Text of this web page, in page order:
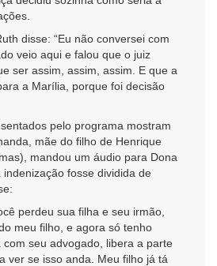
disse: “Eu não conversei com
veio aqui e falou que o juiz
ser assim, assim, assim. E que a
a Marília, porque foi decisão
pelo programa mostram
mãe do filho de Henrique
mandou um áudio para Dona
fosse dividida de
perdeu sua filha e seu irmão,
meu filho, e agora só tenho
seu advogado, libera a parte
ver se isso anda. Meu filho já tá